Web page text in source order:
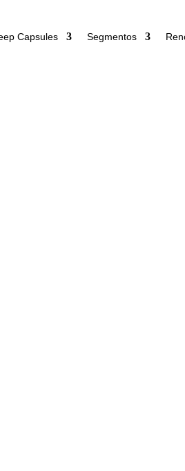
Capsules Segmentos